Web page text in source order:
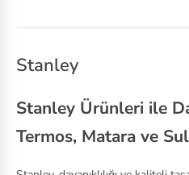
Stanley
Stanley Ürünleri ile
Termos, Matara ve